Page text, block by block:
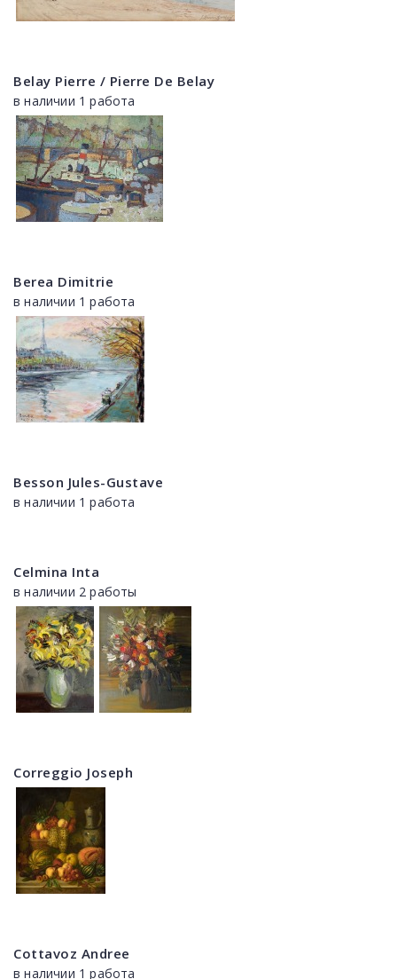
Belay Pierre / Pierre De Belay
в наличии 1 работа
Berea Dimitrie
в наличии 1 работа
Besson Jules-Gustave
в наличии 1 работа
Celmina Inta
в наличии 2 работы
Correggio Joseph
Cottavoz Andree
в наличии 1 работа